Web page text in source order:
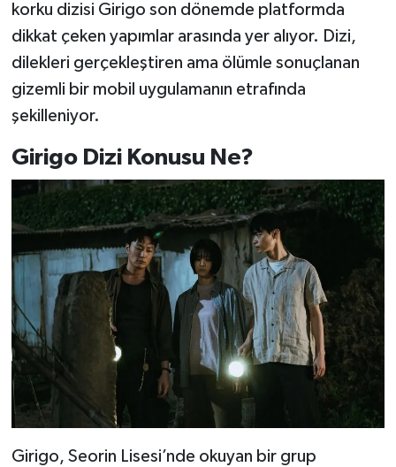
korku dizisi Girigo son dönemde platformda
dikkat çeken yapımlar arasında yer alıyor. Dizi,
dilekleri gerçekleştiren ama ölümle sonuçlanan
gizemli bir mobil uygulamanın etrafında
şekilleniyor.
Girigo Dizi Konusu Ne?
Girigo, Seorin Lisesi’nde okuyan bir grup